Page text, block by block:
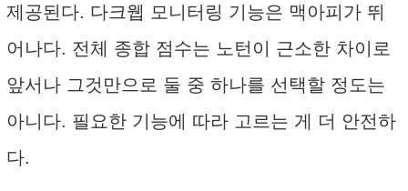
제공된다. 다크웹 모니터링 기능은 맥아피가 뛰
어나다. 전체 종합 점수는 노턴이 근소한 차이로
앞서나 그것만으로 둘 중 하나를 선택할 정도는
아니다. 필요한 기능에 따라 고르는 게 더 안전하
다.